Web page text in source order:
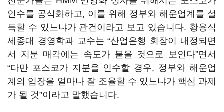
인수를 공식화하고, 이를 위해 정부와 해운업계를 설
득할 수 있느냐가 관건이라고 보고 있습니다. 황용식
세종대 경영학과 교수는 “산업은행 회장이 내정되면
서 지분 매각에는 속도가 붙을 것으로 보인다”면서
“다만 포스코가 지분을 인수할 경우, 정부와 해운업
계의 입장을 얼마나 잘 조율할 수 있느냐가 핵심 과제
가 될 것”이라고 말했습니다.